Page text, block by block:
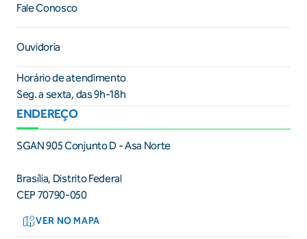
Fale Conosco
Ouvidoria
Horário de atendimento
Seg. a sexta, das 9h-18h
ENDEREÇO
SGAN 905 Conjunto D - Asa Norte
Brasília, Distrito Federal
CEP 70790-050
VER NO MAPA